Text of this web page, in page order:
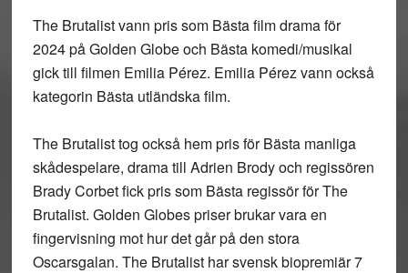
The Brutalist vann pris som Bästa film drama för
2024 på Golden Globe och Bästa komedi/musikal
gick till filmen Emilia Pérez. Emilia Pérez vann också
kategorin Bästa utländska film.
The Brutalist tog också hem pris för Bästa manliga
skådespelare, drama till Adrien Brody och regissören
Brady Corbet fick pris som Bästa regissör för The
Brutalist. Golden Globes priser brukar vara en
fingervisning mot hur det går på den stora
Oscarsgalan. The Brutalist har svensk biopremiär 7